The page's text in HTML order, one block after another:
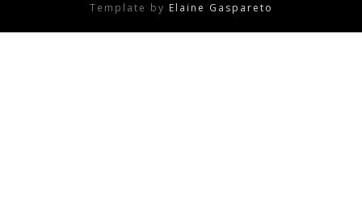
Template by Elaine Gaspareto